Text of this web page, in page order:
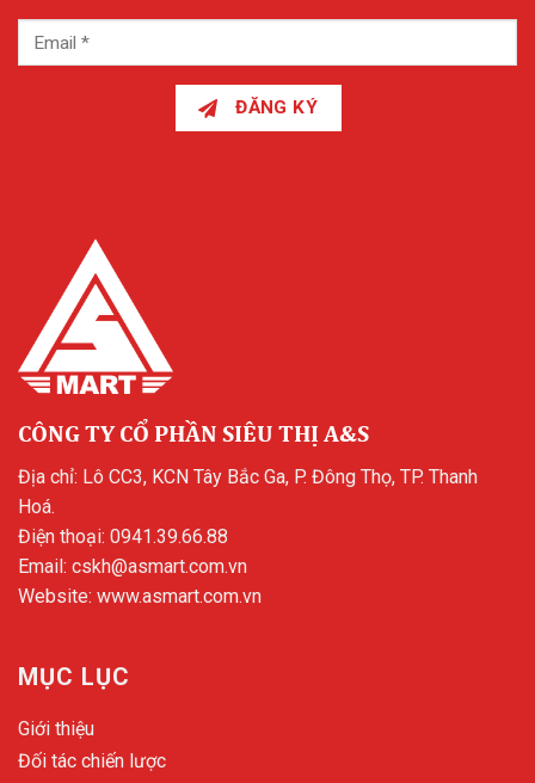
ĐĂNG KÝ
CÔNG TY CỔ PHẦN SIÊU THỊ A&S
Địa chỉ: Lô CC3, KCN Tây Bắc Ga, P. Đông Thọ, TP. Thanh
Hoá.
Điện thoại: 0941.39.66.88
Email: cskh@asmart.com.vn
Website: www.asmart.com.vn
MỤC LỤC
Giới thiệu
Đối tác chiến lược